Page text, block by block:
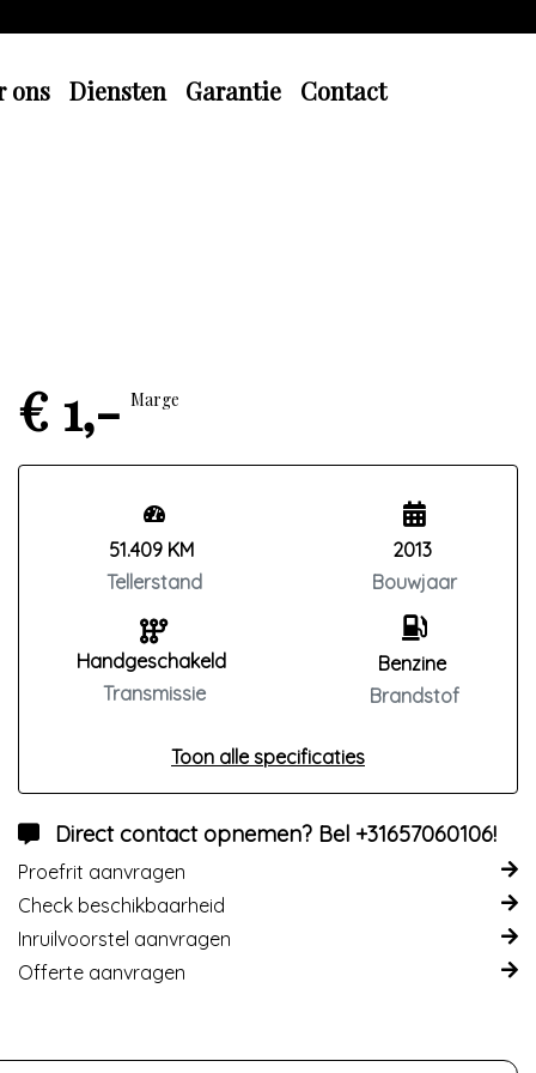
ons Diensten Garantie Contact
€ 1,- Marge
51.409 KM
Tellerstand
Handgeschakeld
Transmissie
2013
Bouwjaar
Benzine
Brandstof
Toon alle specificaties
Direct contact opnemen? Bel +31657060106!
Proefrit aanvragen
Check beschikbaarheid
Inruilvoorstel aanvragen
Offerte aanvragen